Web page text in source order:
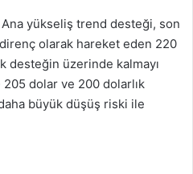
yükseliş trend desteği, son
olarak hareket eden 220
desteğin üzerinde kalmayı
205 dolar ve 200 dolarlık
büyük düşüş riski ile